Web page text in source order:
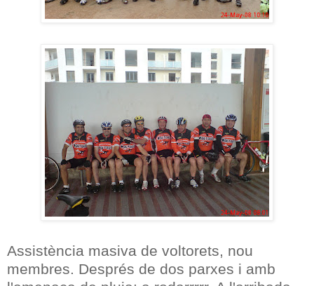
Assistència masiva de voltorets, nou
membres. Després de dos parxes i amb